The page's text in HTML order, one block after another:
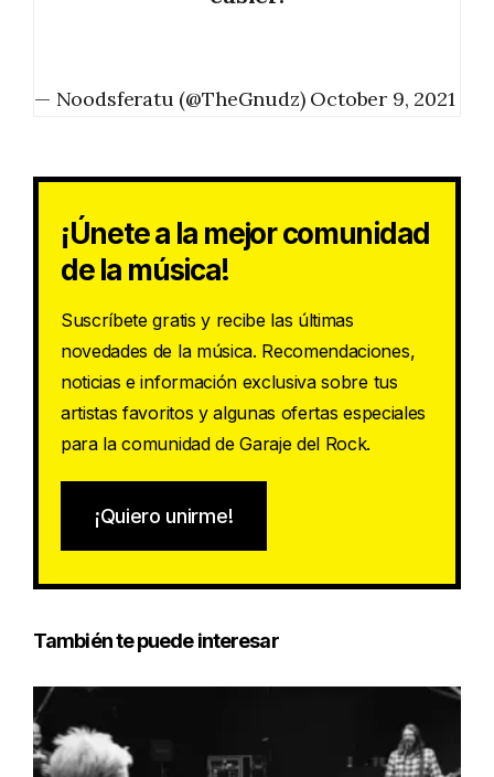
— Noodsferatu (@TheGnudz) October 9, 2021
¡Únete a la mejor comunidad
de la música!
Suscríbete gratis y recibe las últimas
novedades de la música. Recomendaciones,
noticias e información exclusiva sobre tus
artistas favoritos y algunas ofertas especiales
para la comunidad de Garaje del Rock.
¡Quiero unirme!
También te puede interesar